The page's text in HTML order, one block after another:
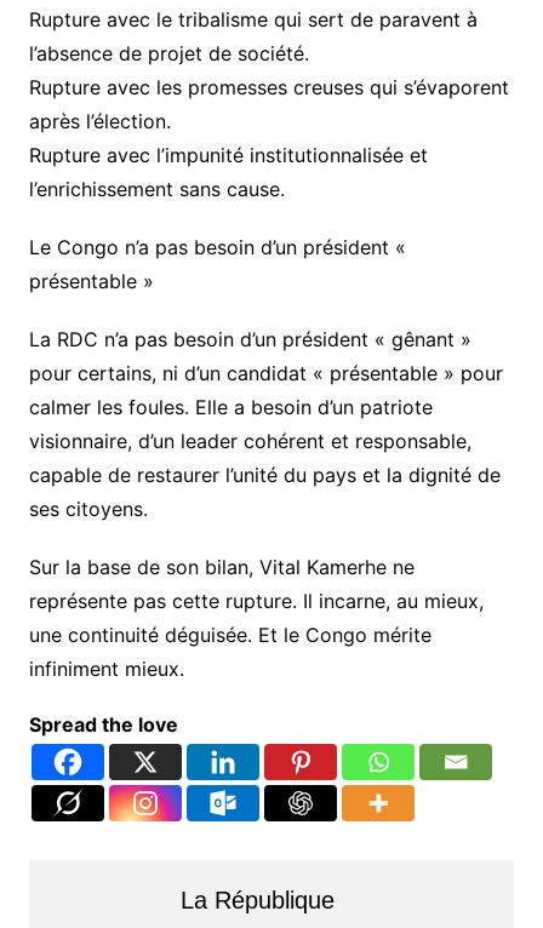
Rupture avec le tribalisme qui sert de paravent à
l’absence de projet de société.
Rupture avec les promesses creuses qui s’évaporent
après l’élection.
Rupture avec l’impunité institutionnalisée et
l’enrichissement sans cause.
Le Congo n’a pas besoin d’un président «
présentable »
La RDC n’a pas besoin d’un président « gênant »
pour certains, ni d’un candidat « présentable » pour
calmer les foules. Elle a besoin d’un patriote
visionnaire, d’un leader cohérent et responsable,
capable de restaurer l’unité du pays et la dignité de
ses citoyens.
Sur la base de son bilan, Vital Kamerhe ne
représente pas cette rupture. Il incarne, au mieux,
une continuité déguisée. Et le Congo mérite
infiniment mieux.
Spread the love
La République